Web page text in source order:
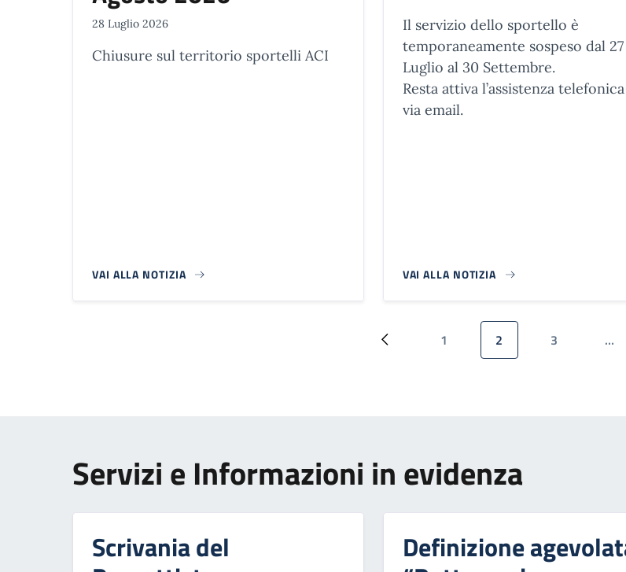
28 Luglio 2026
Chiusure sul territorio sportelli ACI
VAI ALLA NOTIZIA
Il servizio dello sportello è
temporaneamente sospeso dal 27
Luglio al 30 Settembre.
Resta attiva l’assistenza
via email.
VAI ALLA NOTIZIA
Pagina precedente
Pagina
1 Pagina attuale
2 Pagina
3 …
Servizi e Informazioni in evidenza
Scrivania del Definizione